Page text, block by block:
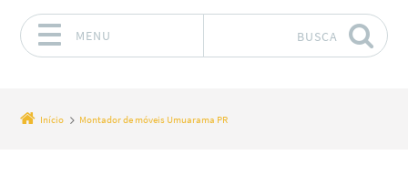
MENU BUSCA
Início Montador de móveis Umuarama PR